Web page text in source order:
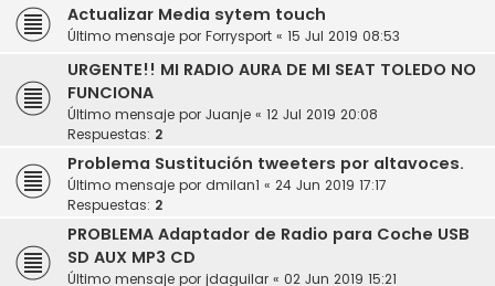
Actualizar Media sytem touch
Último mensaje por Forrysport « 15 Jul 2019 08:53
URGENTE!! MI RADIO AURA DE MI SEAT TOLEDO NO
FUNCIONA
Último mensaje por Juanje « 12 Jul 2019 20:08
Respuestas: 2
Problema Sustitución tweeters por altavoces.
Último mensaje por dmilan1 « 24 Jun 2019 17:17
Respuestas: 2
PROBLEMA Adaptador de Radio para Coche USB
SD AUX MP3 CD
Último mensaje por jdaguilar « 02 Jun 2019 15:21